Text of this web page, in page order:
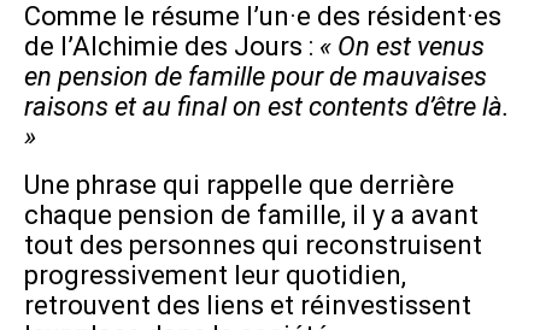
Comme le résume l’un·e des résident·es
de l’Alchimie des Jours : « On est venus
en pension de famille pour de mauvaises
raisons et au final on est contents d’être là.
»
Une phrase qui rappelle que derrière
chaque pension de famille, il y a avant
tout des personnes qui reconstruisent
progressivement leur quotidien,
retrouvent des liens et réinvestissent